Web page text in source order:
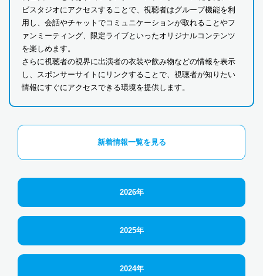
ビスタジオにアクセスすることで、視聴者はグループ機能を利
用し、会話やチャットでコミュニケーションが取れることやフ
ァンミーティング、限定ライブといったオリジナルコンテンツ
を楽しめます。
さらに視聴者の視界に出演者の衣装や飲み物などの情報を表示
し、スポンサーサイトにリンクすることで、視聴者が知りたい
情報にすぐにアクセスできる環境を提供します。
新着情報一覧を見る
2026年
2025年
2024年